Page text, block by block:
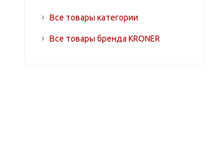
Все товары категории
Все товары бренда KRONER